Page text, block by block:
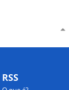
RSS